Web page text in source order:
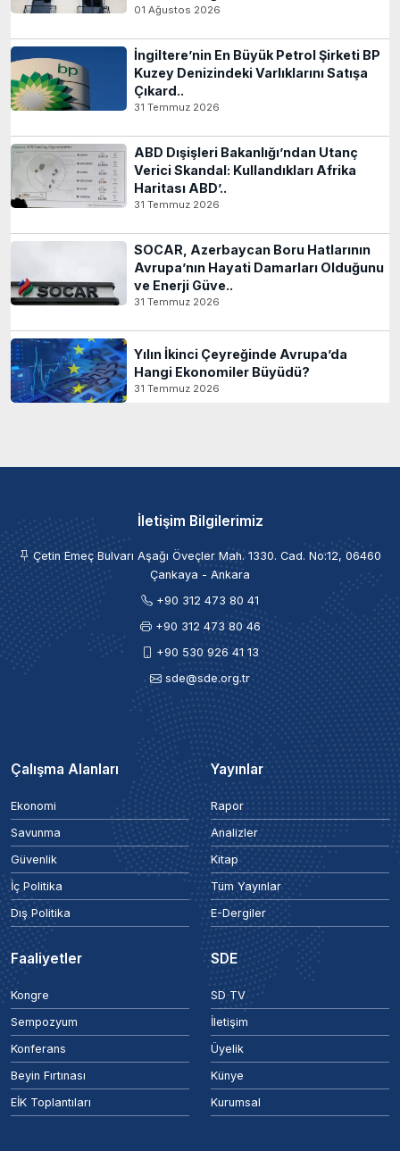
01 Ağustos 2026
İngiltere’nin En Büyük Petrol Şirketi BP
Kuzey Denizindeki Varlıklarını Satışa
Çıkard..
31 Temmuz 2026
ABD Dışişleri Bakanlığı’ndan Utanç
Verici Skandal: Kullandıkları Afrika
Haritası ABD’..
31 Temmuz 2026
SOCAR, Azerbaycan Boru Hatlarının
Avrupa’nın Hayati Damarları Olduğunu
ve Enerji Güve..
31 Temmuz 2026
Yılın İkinci Çeyreğinde Avrupa’da
Hangi Ekonomiler Büyüdü?
31 Temmuz 2026
İletişim Bilgilerimiz
Çetin Emeç Bulvarı Aşağı Öveçler Mah. 1330. Cad. No:12, 06460
Çankaya - Ankara
+90 312 473 80 41
+90 312 473 80 46
+90 530 926 41 13
sde@sde.org.tr
Çalışma Alanları
Ekonomi
Savunma
Güvenlik
İç Politika
Dış Politika
Yayınlar
Rapor
Analizler
Kitap
Tüm Yayınlar
E-Dergiler
Faaliyetler
Kongre
Sempozyum
Konferans
Beyin Fırtınası
EİK Toplantıları
SDE
SD TV
İletişim
Üyelik
Künye
Kurumsal